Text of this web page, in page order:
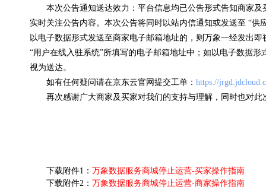
本次公告通知送达效力：平台信息均已公告形式告知商家
实时关注公告内容。本次公告将同时以站内信通知或发送至 “供
以电子数据形式发送至商家电子邮箱地址的，则万象一经发出
“用户在线入驻系统”所填写的电子邮箱地址中；如以电子数据
视为送达。
如有任何疑问请在京东云官网提交工单： https://
再次感谢广大商家及买家对我们的支持与理解，同时也对
下载附件1： 万象数据服务商城停止运营-买家操作指南
下载附件2： 万象数据服务商城停止运营-商家操作指南
6.0元/次